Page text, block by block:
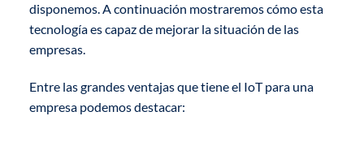
disponemos. A continuación mostraremos cómo esta
tecnología es capaz de mejorar la situación de las
empresas.
Entre las grandes ventajas que tiene el IoT para una
empresa podemos destacar: